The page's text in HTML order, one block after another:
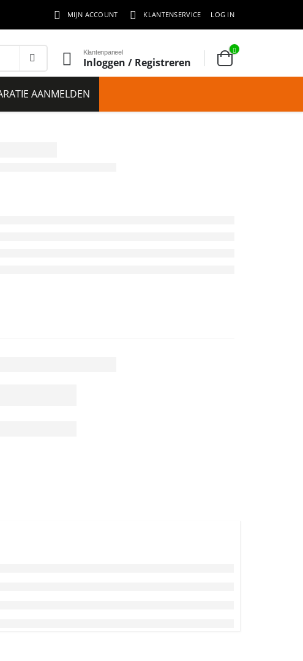
MIJN ACCOUNT KLANTENSERVICE LOG IN
Klantenpaneel
Inloggen / Registreren
AANMELDEN